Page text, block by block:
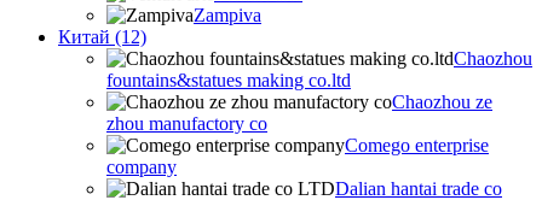
Zampiva
Китай (12)
Chaozhou
fountains&statues making co.ltd
Chaozhou ze
zhou manufactory co
Comego enterprise
company
Dalian hantai trade co